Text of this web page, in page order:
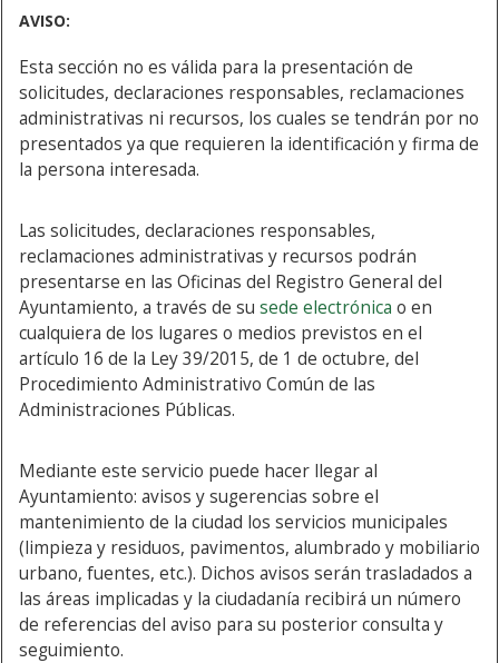
AVISO:
Esta sección no es válida para la presentación de
solicitudes, declaraciones responsables, reclamaciones
administrativas ni recursos, los cuales se tendrán por no
presentados ya que requieren la identificación y firma de
la persona interesada.
Las solicitudes, declaraciones responsables,
reclamaciones administrativas y recursos podrán
presentarse en las Oficinas del Registro General del
Ayuntamiento, a través de su sede electrónica o en
cualquiera de los lugares o medios previstos en el
artículo 16 de la Ley 39/2015, de 1 de octubre, del
Procedimiento Administrativo Común de las
Administraciones Públicas.
Mediante este servicio puede hacer llegar al
Ayuntamiento: avisos y sugerencias sobre el
mantenimiento de la ciudad los servicios municipales
(limpieza y residuos, pavimentos, alumbrado y mobiliario
urbano, fuentes, etc.). Dichos avisos serán trasladados a
las áreas implicadas y la ciudadanía recibirá un número
de referencias del aviso para su posterior consulta y
seguimiento.